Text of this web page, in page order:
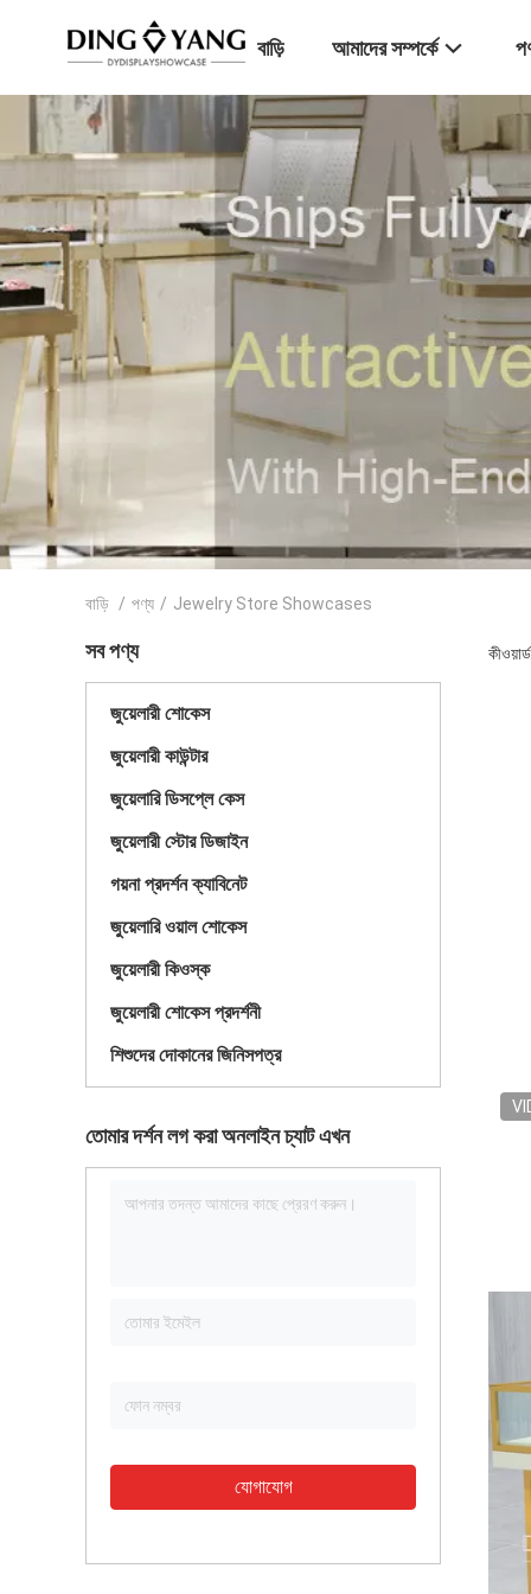
বাড়ি আমাদের সম্পর্কে
বাড়ি / পণ্য / Jewelry Store Showcases
সব পণ্য
জুয়েলারী শোকেস
জুয়েলারী কাউন্টার
জুয়েলারি ডিসপ্লে কেস
জুয়েলারী স্টোর ডিজাইন
গয়না প্রদর্শন ক্যাবিনেট
জুয়েলারি ওয়াল শোকেস
জুয়েলারী কিওস্ক
জুয়েলারী শোকেস প্রদর্শনী
শিশুদের দোকানের জিনিসপত্র
তোমার দর্শন লগ করা অনলাইন চ্যাট এখন
যোগাযোগ